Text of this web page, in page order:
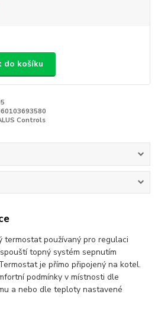
do košíku
Controls
termostat používaný pro regulaci
topný systém sepnutím
je přímo připojený na kotel.
podmínky v místnosti dle
a nebo dle teploty nastavené